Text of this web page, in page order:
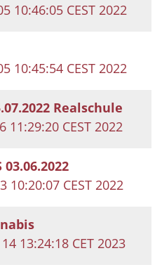
10:46:05 CEST 2022
10:45:54 CEST 2022
Realschule
11:29:20 CEST 2022
10:20:07 CEST 2022
13:24:18 CET 2023